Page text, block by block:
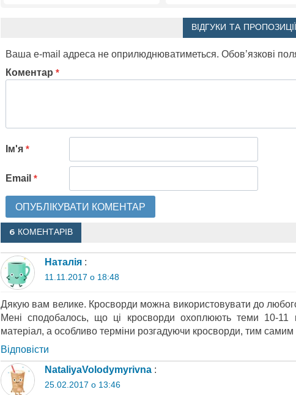
ВІДГУКИ ТА ПРОПОЗИЦІЇ
Ваша e-mail адреса не оприлюднюватиметься. Обов’язкові
Коментар *
Ім'я *
Email *
6 КОМЕНТАРІВ
Наталія :
11.11.2017 о 18:48
Дякую вам велике. Кросворди можна використовувати до
Мені сподобалось, що ці кросворди охоплюють теми 10-11
матеріал, а особливо терміни розгадуючи кросворди, тим самим
Відповіcти
NataliyaVolodymyrivna :
25.02.2017 о 13:46